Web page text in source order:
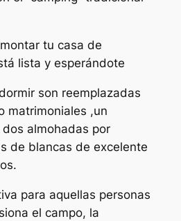
tu casa de
lista y esperándote
son reemplazadas
matrimoniales ,un
almohadas por
de blancas de excelente
para aquellas personas
el campo, la